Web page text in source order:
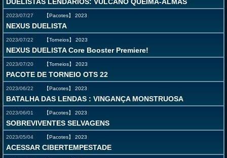
DUELISTAS LENDÁRIOS: VULCANO QUEIMA-ALMAS
2023/07/27 【Pacotes】 2023
NEXUS DUELISTA
2023/07/22 【Torneios】 2023
NEXUS DUELISTA Core Booster Premiere!
2023/07/20 【Torneios】 2023
PACOTE DE TORNEIO OTS 22
2023/06/22 【Pacotes】 2023
BATALHA DAS LENDAS : VINGANÇA MONSTRUOSA
2023/06/01 【Pacotes】 2023
SOBREVIVENTES SELVAGENS
2023/05/04 【Pacotes】 2023
ACESSAR CIBERTEMPESTADE